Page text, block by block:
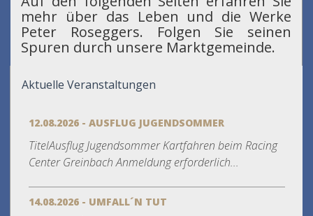
mehr über das Leben und die Werke
Peter Roseggers. Folgen Sie seinen
Spuren durch unsere Marktgemeinde.
Aktuelle Veranstaltungen
12.08.2026 - AUSFLUG JUGENDSOMMER
TitelAusflug Jugendsommer Kartfahren beim Racing
Center Greinbach Anmeldung erforderlich...
14.08.2026 - UMFALL´N TUT